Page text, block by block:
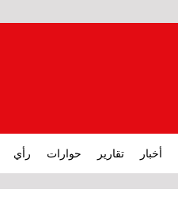
أخبار تقارير حوارات رأي